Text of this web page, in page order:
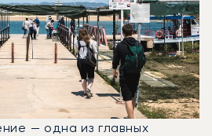
— одна из главных